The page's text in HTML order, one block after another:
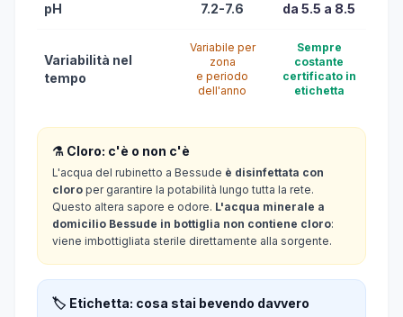
pH 7.2-7.6 da 5.5 a 8.5
Variabilità nel
tempo
Variabile per
zona
e periodo
dell'anno
Sempre
costante
certificato in
etichetta
⚗️ Cloro: c'è o non c'è
L'acqua del rubinetto a Bessude è disinfettata con
cloro per garantire la potabilità lungo tutta la rete.
Questo altera sapore e odore. L'acqua minerale a
domicilio Bessude in bottiglia non contiene cloro:
viene imbottigliata sterile direttamente alla sorgente.
🏷️ Etichetta: cosa stai bevendo davvero